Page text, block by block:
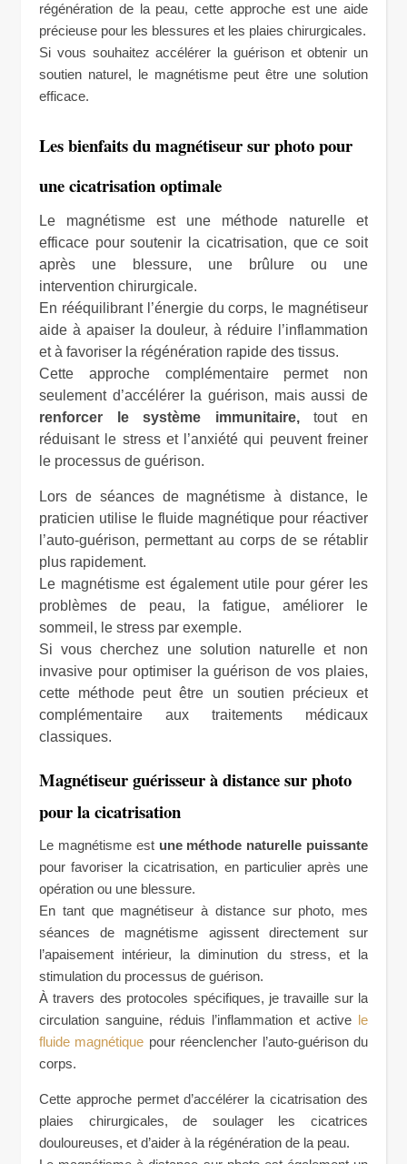
régénération de la peau, cette approche est une aide
précieuse pour les blessures et les plaies chirurgicales.
Si vous souhaitez accélérer la guérison et obtenir un
soutien naturel, le magnétisme peut être une solution
efficace.
Les bienfaits du magnétiseur sur photo pour
une cicatrisation optimale
Le magnétisme est une méthode naturelle et
efficace pour soutenir la cicatrisation, que ce soit
après une blessure, une brûlure ou une
intervention chirurgicale.
En rééquilibrant l’énergie du corps, le magnétiseur
aide à apaiser la douleur, à réduire l’inflammation
et à favoriser la régénération rapide des tissus.
Cette approche complémentaire permet non
seulement d’accélérer la guérison, mais aussi de
renforcer le système immunitaire,tout en
réduisant le stress et l’anxiété qui peuvent freiner
le processus de guérison.
Lors de séances de magnétisme à distance, le
praticien utilise le fluide magnétique pour réactiver
l’auto-guérison, permettant au corps de se rétablir
plus rapidement.
Le magnétisme est également utile pour gérer les
problèmes de peau, la fatigue, améliorer le
sommeil, le stress par exemple.
Si vous cherchez une solution naturelle et non
invasive pour optimiser la guérison de vos plaies,
cette méthode peut être un soutien précieux et
complémentaire aux traitements médicaux
classiques.
Magnétiseur guérisseur à distance sur photo
pour la cicatrisation
Le magnétisme est une méthode naturelle puissante
pour favoriser la cicatrisation, en particulier après une
opération ou une blessure.
En tant que magnétiseur à distance sur photo, mes
séances de magnétisme agissent directement sur
l’apaisement intérieur, la diminution du stress, et la
stimulation du processus de guérison.
À travers des protocoles spécifiques, je travaille sur la
circulation sanguine, réduis l’inflammation et active le
fluide magnétique pour réenclencher l’auto-guérison du
corps.
Cette approche permet d’accélérer la cicatrisation des
plaies chirurgicales, de soulager les cicatrices
douloureuses, et d’aider à la régénération de la peau.